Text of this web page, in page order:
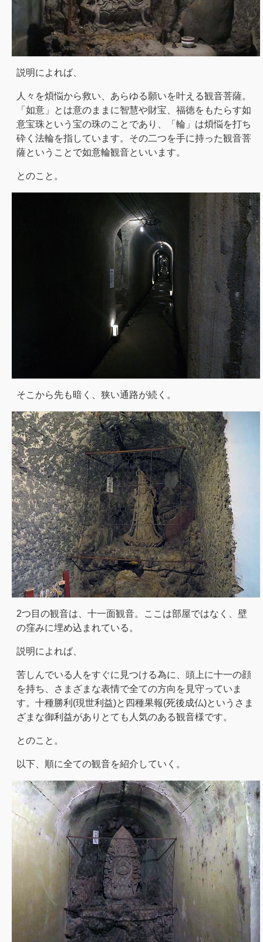
説明によれば、
人々を煩悩から救い、あらゆる願いを叶える観音菩薩。
「如意」とは意のままに智慧や財宝、福徳をもたらす如
意宝珠という宝の珠のことであり、「輪」は煩悩を打ち
砕く法輪を指しています。その二つを手に持った観音菩
薩ということで如意輪観音といいます。
とのこと。
そこから先も暗く、狭い通路が続く。
2つ目の観音は、十一面観音。ここは部屋ではなく、壁
の窪みに埋め込まれている。
説明によれば、
苦しんでいる人をすぐに見つける為に、頭上に十一の顔
を持ち、さまざまな表情で全ての方向を見守っていま
す。十種勝利(現世利益)と四種果報(死後成仏)というさま
ざまな御利益がありとても人気のある観音様です。
とのこと。
以下、順に全ての観音を紹介していく。